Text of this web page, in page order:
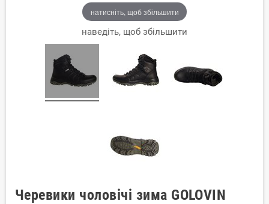
натисніть, щоб збільшити
наведіть, щоб збільшити
Черевики чоловічі зима GOLOVIN